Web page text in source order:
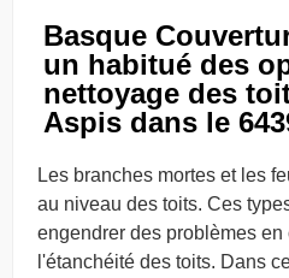
Basque
un habitué des
nettoyage des
Aspis dans le
Les branches mortes et les
au niveau des toits. Ces
engendrer des problèmes en
l'étanchéité des toits. Dans